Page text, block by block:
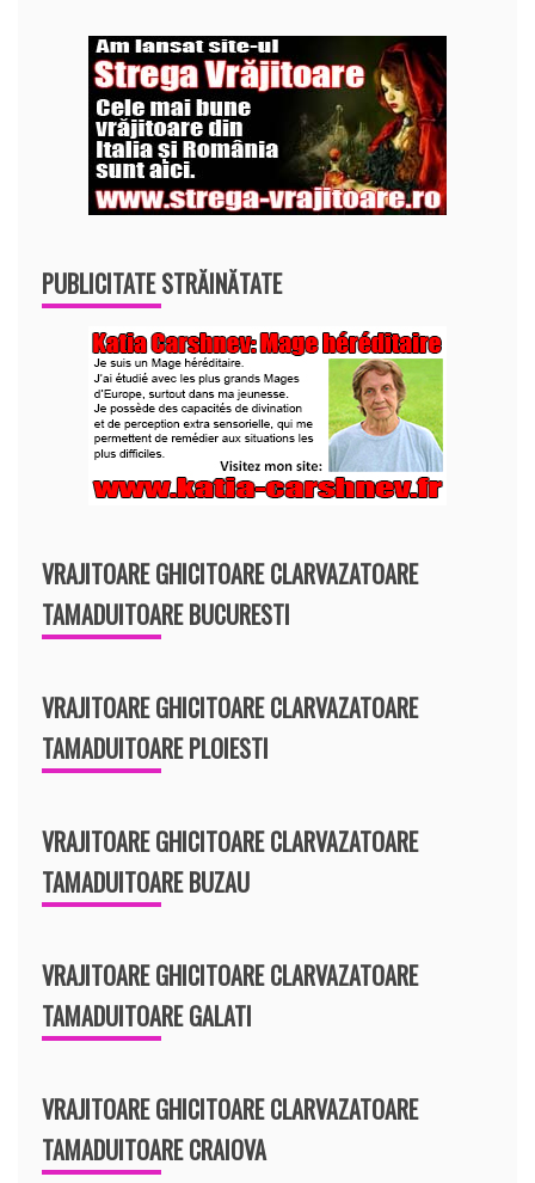
PUBLICITATE STRĂINĂTATE
VRAJITOARE GHICITOARE CLARVAZATOARE
TAMADUITOARE BUCURESTI
VRAJITOARE GHICITOARE CLARVAZATOARE
TAMADUITOARE PLOIESTI
VRAJITOARE GHICITOARE CLARVAZATOARE
TAMADUITOARE BUZAU
VRAJITOARE GHICITOARE CLARVAZATOARE
TAMADUITOARE GALATI
VRAJITOARE GHICITOARE CLARVAZATOARE
TAMADUITOARE CRAIOVA